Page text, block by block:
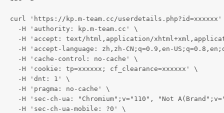
curl 'https://kp.m-team.cc/
  -H 'authority: kp.m-team.cc' \
-H 'accept: text/html,application/
-H 'accept-language: zh,zh-CN;q=0.9,en-
  -H 'cache-control: no-cache' \
  -H 'cookie: tp=xxxxxx; cf_clearance=xxxxxx' \
  -H 'dnt: 1' \
  -H 'pragma: no-cache' \
-H 'sec-ch-ua: "Chromium";v="110", "Not
  -H 'sec-ch-ua-mobile: ?0' \